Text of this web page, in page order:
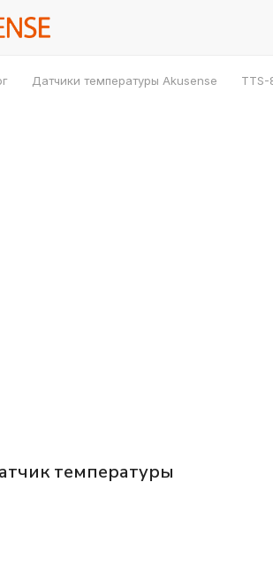
Датчики температуры Akusense TTS-
температуры